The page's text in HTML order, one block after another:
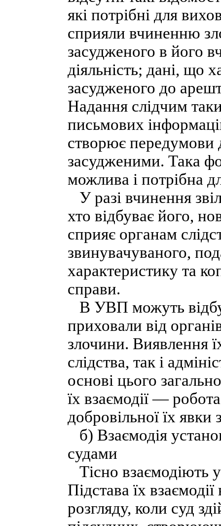
які потрібні для
сприяли вчиненню
засудженого в його
діяльність; дані, що
засудженого до
Надання слідчим
письмових
створює передумови
засудженими. Така
можлива і потрібна
У разі вчинення
хто відбуває його,
сприяє органам
звинувачуваного,
характеристику та
справи.
В УВП можуть
приховали від
злочини. Виявлення
слідства, так і
основі цього
їх взаємодії —
добровільної їх
б) Взаємодія
судами
Тісно взаємодіють
Підстава їх
розгляду, коли суд